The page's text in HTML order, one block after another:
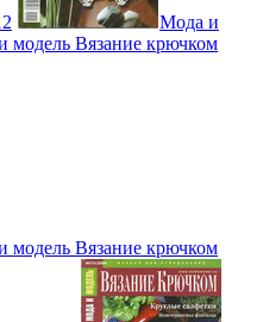
Мода и
модель Вязание крючком
модель Вязание крючком